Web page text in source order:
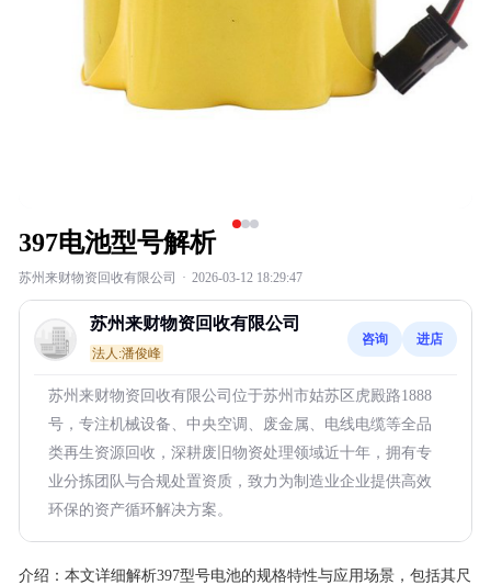
397电池型号解析
苏州来财物资回收有限公司 · 2026-03-12 18:29:47
苏州来财物资回收有限公司
法人:潘俊峰
咨询 进店
苏州来财物资回收有限公司位于苏州市姑苏区虎殿路1888
号，专注机械设备、中央空调、废金属、电线电缆等全品
类再生资源回收，深耕废旧物资处理领域近十年，拥有专
业分拣团队与合规处置资质，致力为制造业企业提供高效
环保的资产循环解决方案。
介绍： 本文详细解析397型号电池的规格特性与应用场景，包括其尺